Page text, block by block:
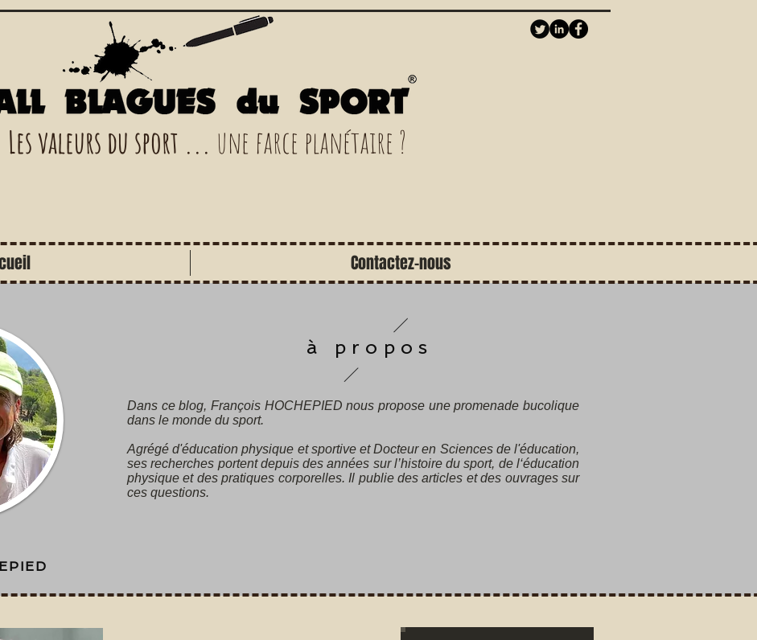
Les valeurs du sport ... une farce planétaire ?
à propos
Dans ce blog, François HOCHEPIED nous propose une promenade bucolique
dans le monde du sport.
Agrégé d'éducation physique et sportive et Docteur en Sciences de l'éducation,
ses recherches portent depuis des années sur l’histoire du sport, de l‘éducation
physique et des pratiques corporelles. Il publie des articles et des ouvrages sur
ces questions.
Contactez-nous